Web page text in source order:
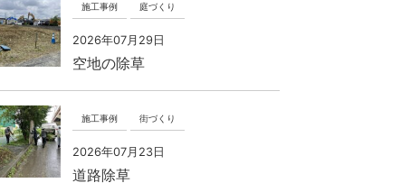
施工事例 庭づくり
2026年07月29日
空地の除草
施工事例 街づくり
2026年07月23日
道路除草